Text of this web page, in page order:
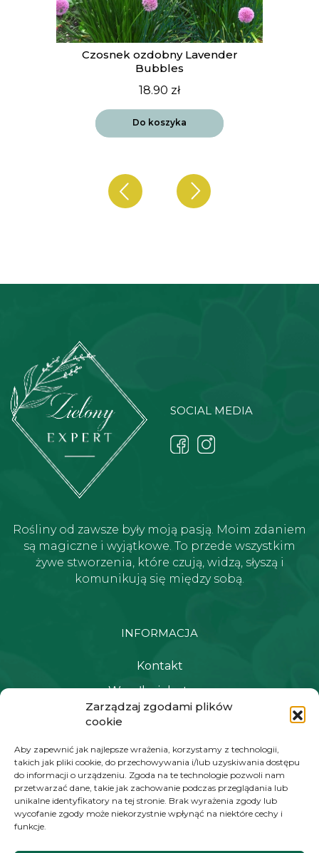
Zarządzaj zgodami plików
cookie
Aby zapewnić jak najlepsze wrażenia, korzystamy z technologii,
takich jak pliki cookie, do przechowywania i/lub uzyskiwania dostępu
do informacji o urządzeniu. Zgoda na te technologie pozwoli nam
przetwarzać dane, takie jak zachowanie podczas przeglądania lub
unikalne identyfikatory na tej stronie. Brak wyrażenia zgody lub
wycofanie zgody może niekorzystnie wpłynąć na niektóre cechy i
funkcje.
Czosnek ozdobny Lavender
Bubbles
18.90 zł
Do koszyka
SOCIAL MEDIA
Rośliny od zawsze były moją pasją. Moim zdaniem
są magiczne i wyjątkowe. To przede wszystkim
żywe stworzenia, które czują, widzą, słyszą i
komunikują się między sobą.
INFORMACJA
Kontakt
Wysyłka i dostawa
Polityka prywatności i regulamin
NAWIGACJA
Moje konto